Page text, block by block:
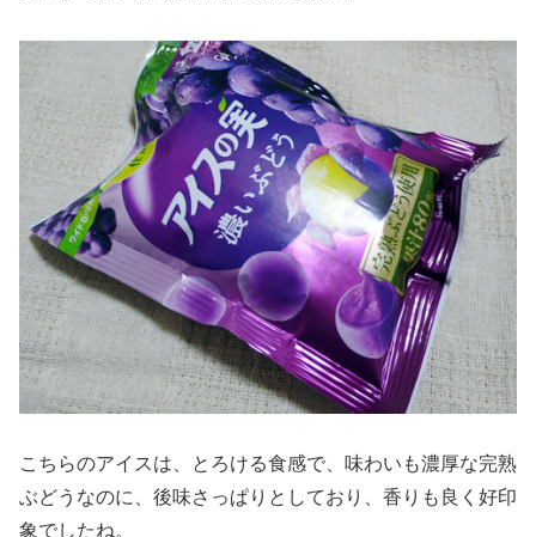
こちらのアイスは、とろける食感で、味わいも濃厚な完熟
ぶどうなのに、後味さっぱりとしており、香りも良く好印
象でしたね。